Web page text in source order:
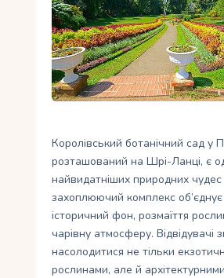
Укр
Королівський ботанічний сад у
розташований на Шрі-Ланці, є
найвидатніших природних чудес
захоплюючий комплекс об’єднує
історичний фон, розмаїття
чарівну атмосферу. Відвідувачі
насолодитися не тільки
рослинами, але й